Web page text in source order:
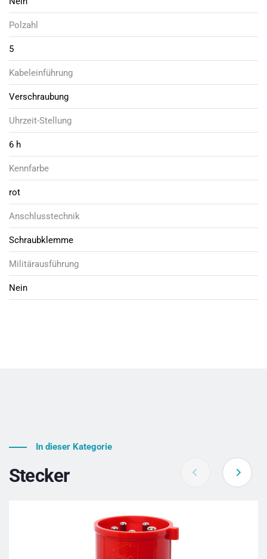
Polzahl
5
Kabeleinführung
Verschraubung
Uhrzeit-Stellung
6 h
Kennfarbe
rot
Anschlusstechnik
Schraubklemme
Militärausführung
Nein
In dieser Kategorie
Stecker